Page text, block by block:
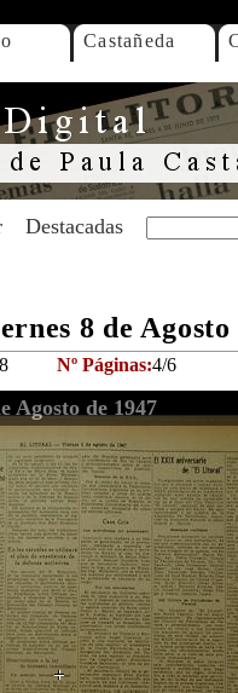
Castañeda
Destacadas
8 de Agosto
8 Nº Páginas:4/6
Agosto de 1947